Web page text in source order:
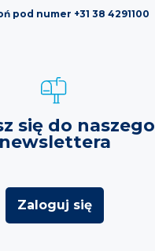
pod numer +31 38 4291100
się do naszego
newslettera
Zaloguj się